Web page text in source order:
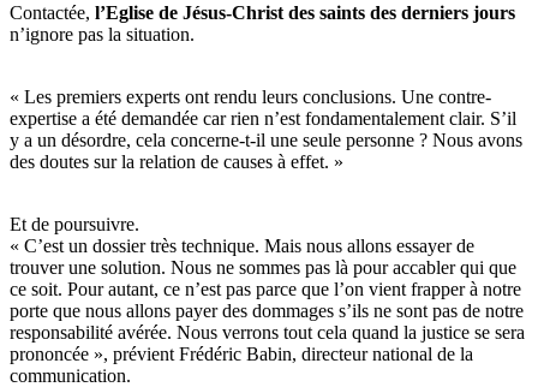
Contactée, l’Eglise de Jésus-Christ des saints des derniers jours
n’ignore pas la situation.
« Les premiers experts ont rendu leurs conclusions. Une contre-
expertise a été demandée car rien n’est fondamentalement clair. S’il
y a un désordre, cela concerne-t-il une seule personne ? Nous avons
des doutes sur la relation de causes à effet. »
Et de poursuivre.
« C’est un dossier très technique. Mais nous allons essayer de
trouver une solution. Nous ne sommes pas là pour accabler qui que
ce soit. Pour autant, ce n’est pas parce que l’on vient frapper à notre
porte que nous allons payer des dommages s’ils ne sont pas de notre
responsabilité avérée. Nous verrons tout cela quand la justice se sera
prononcée », prévient Frédéric Babin, directeur national de la
communication.